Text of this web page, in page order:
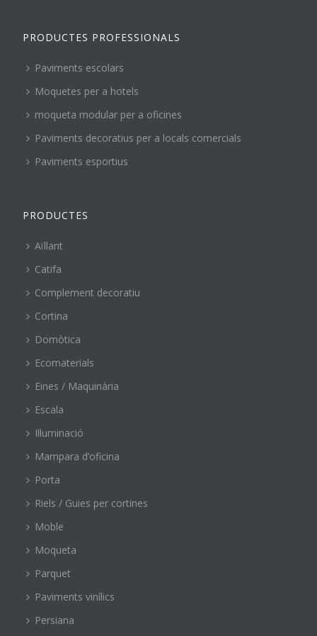
PRODUCTES PROFESSIONALS
Paviments escolars
Moquetes per a hotels
moqueta modular per a oficines
Paviments decoratius per a locals comercials
Paviments esportius
PRODUCTES
Aïllant
Catifa
Complement decoratiu
Cortina
Domòtica
Ecomaterials
Eines / Maquinària
Escala
Il·luminació
Mampara d’oficina
Porta
Riels / Guies per cortines
Moble
Moqueta
Parquet
Paviments vinílics
Persiana